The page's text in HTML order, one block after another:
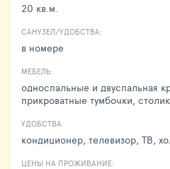
20 кв.м.
САНУЗЕЛ/УДОБСТВА:
в номере
МЕБЕЛЬ:
односпальные и двуспальная
прикроватные тумбочки,
УДОБСТВА:
кондиционер, телевизор, ТВ,
ЦЕНЫ НА ПРОЖИВАНИЕ: